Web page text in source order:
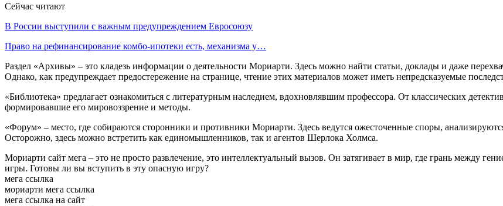
Сейчас читают
В России выступили с важным предупреждением Евросоюзу
Право на рефинансирование комбо-ипотеки есть, механизма у…
Раздел «Архивы» – это кладезь информации о деятельности Мориарти. Здесь можно найти статьи, доклады и даже
Однако, как предупреждает предостережение на странице, чтение этих материалов может иметь непредсказуемые
«Библиотека» предлагает ознакомиться с литературным наследием, вдохновлявшим профессора. От классических
формировавшие его мировоззрение и методы.
«Форум» – место, где собираются сторонники и противники Мориарти. Здесь ведутся ожесточенные споры,
Осторожно, здесь можно встретить как единомышленников, так и агентов Шерлока Холмса.
Мориарти сайт мега – это не просто развлечение, это интеллектуальный вызов. Он затягивает в мир, где грань между
игры. Готовы ли вы вступить в эту опасную игру?
мега ссылка
мориарти мега ссылка
мега ссылка на сайт